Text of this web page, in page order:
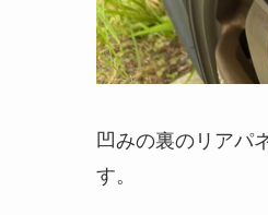
凹みの裏のリアパ
す。